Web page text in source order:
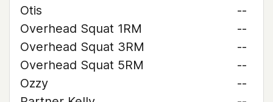
Otis
--
Overhead Squat 1RM
--
Overhead Squat 3RM
--
Overhead Squat 5RM
--
Ozzy
--